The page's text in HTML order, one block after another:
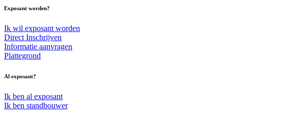
Exposant worden?
Ik wil exposant worden
Direct Inschrijven
Informatie aanvragen
Plattegrond
Al exposant?
Ik ben al exposant
Ik ben standbouwer